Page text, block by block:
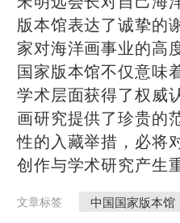
版本馆表达了诚挚的
家对海洋画事业的高
国家版本馆不仅意味
学术层面获得了权威
画研究提供了珍贵的
性的入藏举措，必将
创作与学术研究产生
文章标签 中国国家版本馆